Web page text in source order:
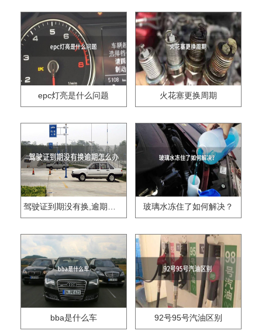
epc灯亮是什么问题 火花塞更换周期
驾驶证到期没有换,逾期怎么办?? 玻璃水冻住了如何解决？
bba是什么车 92号95号汽油区别